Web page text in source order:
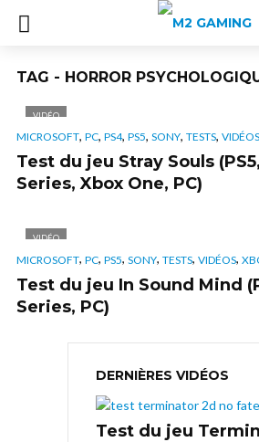
TAG - HORROR
VIDÉO
MICROSOFT, PC, PS4, PS5, SONY, TESTS, VIDÉOS
Test du jeu Stray Souls
Series, Xbox One, PC)
VIDÉO
MICROSOFT, PC, PS5, SONY, TESTS, VIDÉOS,
Test du jeu In Sound Mind
Series, PC)
DERNIÈRES VIDÉOS
Test du jeu